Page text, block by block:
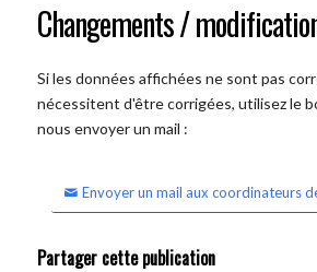
Changements /
Si les données affichées ne sont pas
nécessitent d'être corrigées, utilisez le
nous envoyer un mail :
Envoyer un mail aux coordinateurs
Partager cette publication